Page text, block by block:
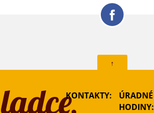
↑
KONTAKTY:
ÚRADNÉ
HODINY: